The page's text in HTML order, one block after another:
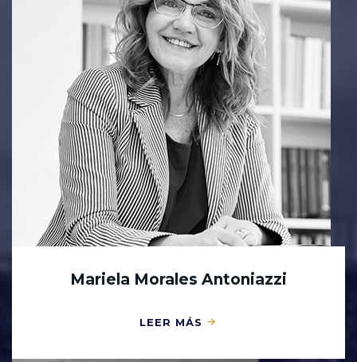
Mariela Morales Antoniazzi
LEER MÁS